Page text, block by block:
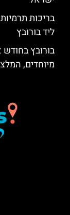
ליד בורובץ
בורובץ בחודש
מיוחדים,